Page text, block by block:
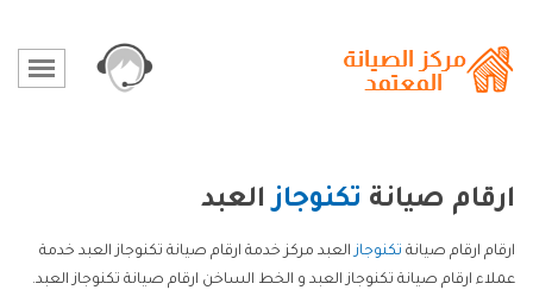
ارقام صيانة تكنوجازالعبد
ارقام ارقام صيانة تكنوجازالعبد مركز خدمة ارقام صيانة تكنوجاز العبد خدمة
عملاء ارقام صيانة تكنوجاز العبد و الخط الساخن ارقام صيانة تكنوجاز العبد.